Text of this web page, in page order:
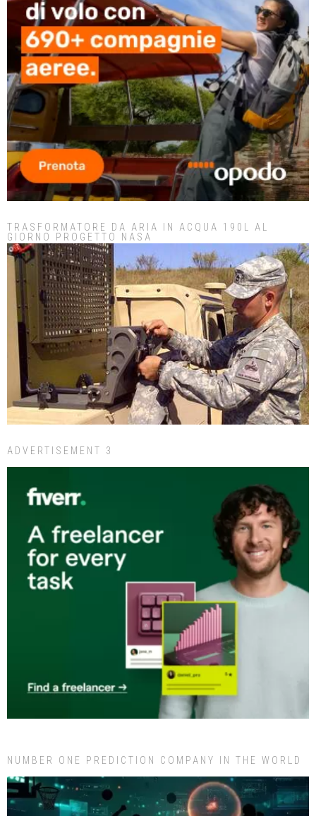
TRASFORMATORE DA ARIA IN ACQUA 190L AL
GIORNO PROGETTO NASA
ADVERTISEMENT 3
NUMBER ONE PREDICTION COMPANY IN THE WORLD